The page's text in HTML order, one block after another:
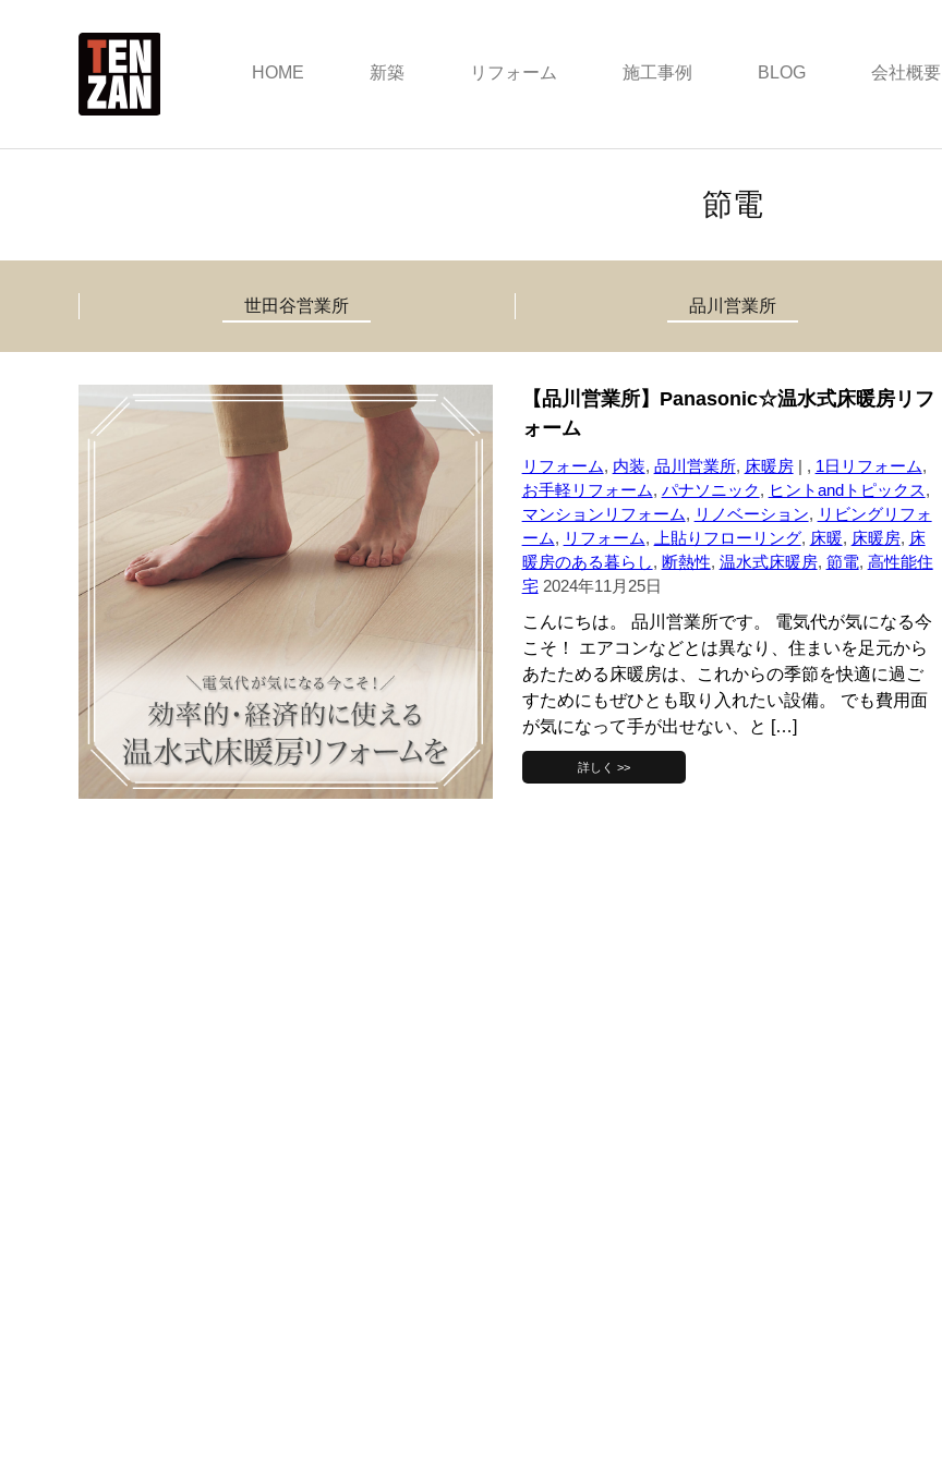
HOME 新築 リフォーム 施工事例 BLOG 会社概要
節電
世田谷営業所 品川営業所
【品川営業所】Panasonic☆温水式床暖房リフ
ォーム
リフォーム, 内装, 品川営業所, 床暖房| , 1日リフォーム,
お手軽リフォーム, パナソニック, ヒントandトピックス,
マンションリフォーム, リノベーション, リビングリフォ
ーム, リフォーム, 上貼りフローリング, 床暖, 床暖房, 床
暖房のある暮らし, 断熱性, 温水式床暖房, 節電, 高性能住
宅 2024年11月25日
こんにちは。 品川営業所です。 電気代が気になる今
こそ！ エアコンなどとは異なり、住まいを足元から
あたためる床暖房は、これからの季節を快適に過ご
すためにもぜひとも取り入れたい設備。 でも費用面
が気になって手が出せない、と […]
詳しく >>